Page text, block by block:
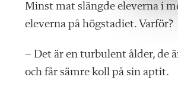
a
l
Minst mat slängde eleverna i
eleverna på högstadiet. Varför?
– Det är en turbulent ålder, de
och får sämre koll på sin aptit.